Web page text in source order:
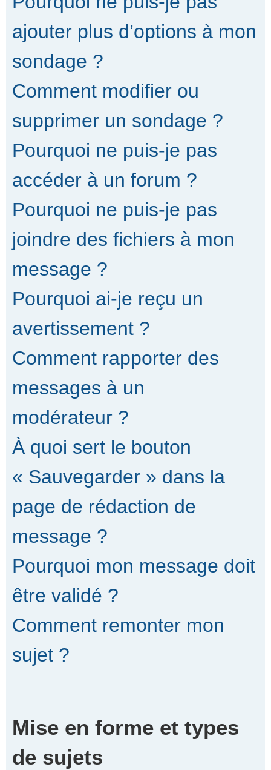
ajouter plus d’options à mon
sondage ?
Comment modifier ou
supprimer un sondage ?
Pourquoi ne puis-je pas
accéder à un forum ?
Pourquoi ne puis-je pas
joindre des fichiers à mon
message ?
Pourquoi ai-je reçu un
avertissement ?
Comment rapporter des
messages à un
modérateur ?
À quoi sert le bouton
« Sauvegarder » dans la
page de rédaction de
message ?
Pourquoi mon message doit
être validé ?
Comment remonter mon
sujet ?
Mise en forme et types
de sujets